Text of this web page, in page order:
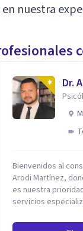
nuestra
Dr.
Bienvenidos al
Arodi Martínez,
es nuestra
servicios
emocionales,